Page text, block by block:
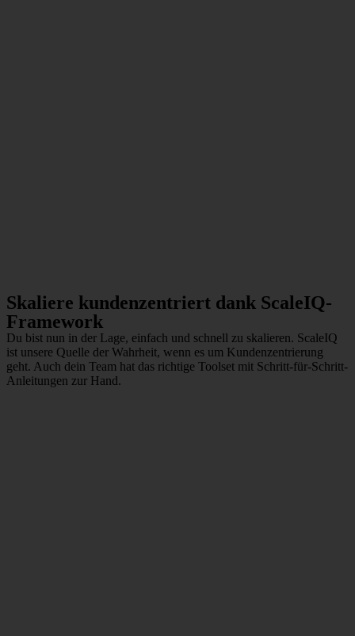
Skaliere kundenzentriert dank ScaleIQ-
Framework
Du bist nun in der Lage, einfach und schnell zu skalieren. ScaleIQ
ist unsere Quelle der Wahrheit, wenn es um Kundenzentrierung
geht. Auch dein Team hat das richtige Toolset mit Schritt-für-Schritt-
Anleitungen zur Hand.